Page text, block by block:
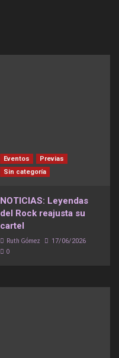
Eventos
Previas
Sin categoría
NOTICIAS: Leyendas
del Rock reajusta su
cartel
Ruth Gómez 17/06/2026
0